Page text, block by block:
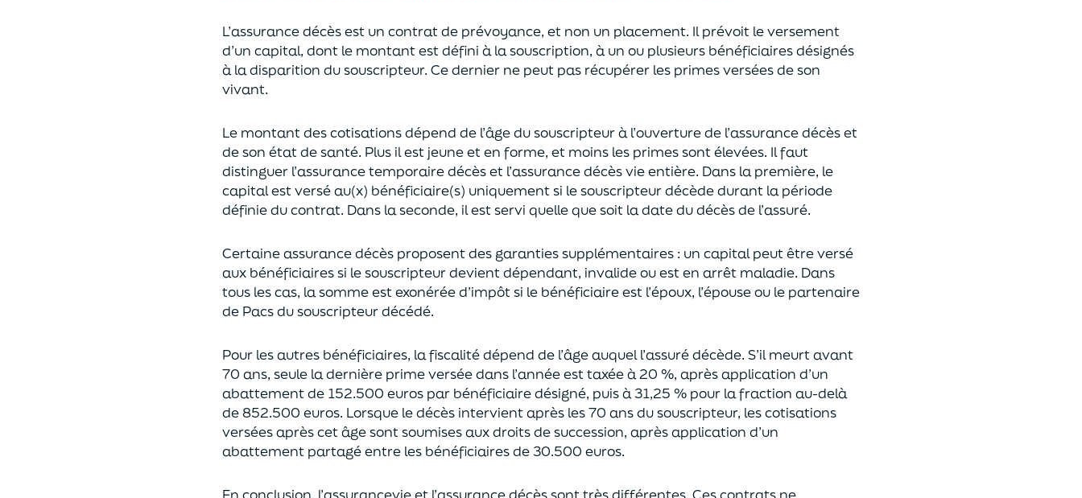
L’assurance décès est un contrat de prévoyance, et non un placement. Il prévoit le versement
d’un capital, dont le montant est défini à la souscription, à un ou plusieurs bénéficiaires désignés
à la disparition du souscripteur. Ce dernier ne peut pas récupérer les primes versées de son
vivant.
Le montant des cotisations dépend de l’âgedu souscripteur à l’ouverture de l’assurance décès et
de son état de santé. Plus il est jeuneet en forme, et moins les primes sont élevées. Il faut
distinguer l’assurance temporaire décès et l’assurancedécèsvie entière. Dans la première, le
capital estversé au(x) bénéficiaire(s) uniquementsi le souscripteur décède durant la période
définie du contrat. Dans la seconde, il est servi quelle que soit la date du décès de l’assuré.
Certaine assurance décès proposentdes garanties supplémentaires : un capitalpeut être versé
aux bénéficiaires si le souscripteur devient dépendant, invalide ouest en arrêt maladie. Dans
tous les cas, la somme est exonérée d’impôt si le bénéficiaire est l’époux, l’épouse ou le partenaire
de Pacsdu souscripteur décédé.
Pour les autres bénéficiaires, la fiscalité dépend de l’âgeauquell’assuré décède. S’il meurt avant
70 ans, seule la dernière prime versée dans l’année esttaxée à 20 %, après application d’un
abattement de 152.500 euros par bénéficiaire désigné, puis à 31,25 % pour la fraction au-delà
de852.500 euros. Lorsque le décès intervient après les 70 ans du souscripteur, les cotisations
versées après cet âge sont soumises aux droits de succession, après application d’un
abattement partagé entre les bénéficiaires de 30.500 euros.
En conclusion, l’assurancevie et l’assurance décès sont très différentes. Ces contrats ne